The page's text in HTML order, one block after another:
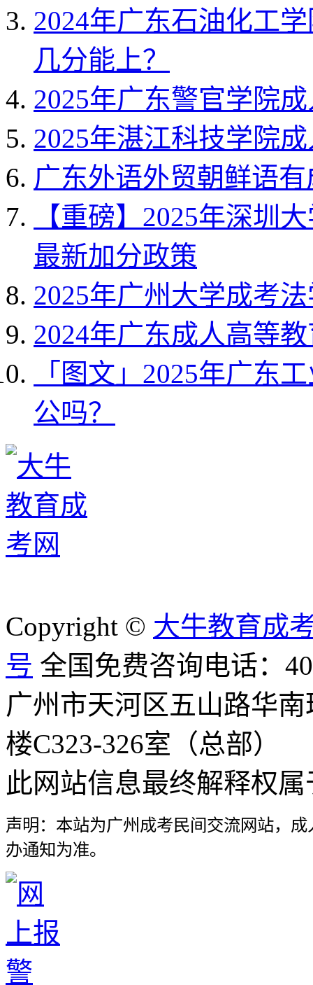
2024年广东石油化工
几分能上？
2025年广东警官学院
2025年湛江科技学院
广东外语外贸朝鲜语
【重磅】2025年深圳
最新加分政策
2025年广州大学成考
2024年广东成人高等
「图文」2025年广东
公吗？
Copyright © 大牛教育成
号 全国免费咨询电话：
广州市天河区五山路华
楼C323-326室（总部）
此网站信息最终解释权
声明：本站为广州成考民间交流网站，
办通知为准。